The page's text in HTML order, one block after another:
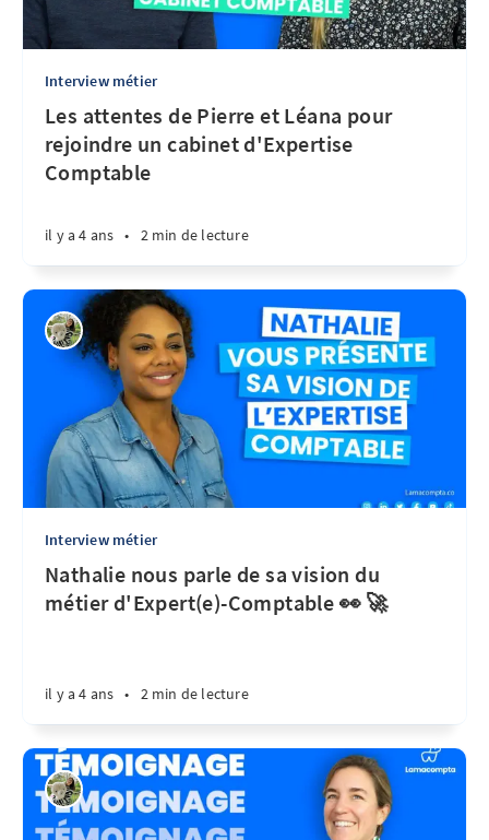
Interview métier
Les attentes de Pierre et Léana pour
rejoindre un cabinet d'Expertise
Comptable
il y a 4 ans • 2 min de lecture
Interview métier
Nathalie nous parle de sa vision du
métier d'Expert(e)-Comptable 👀 🚀
il y a 4 ans • 2 min de lecture